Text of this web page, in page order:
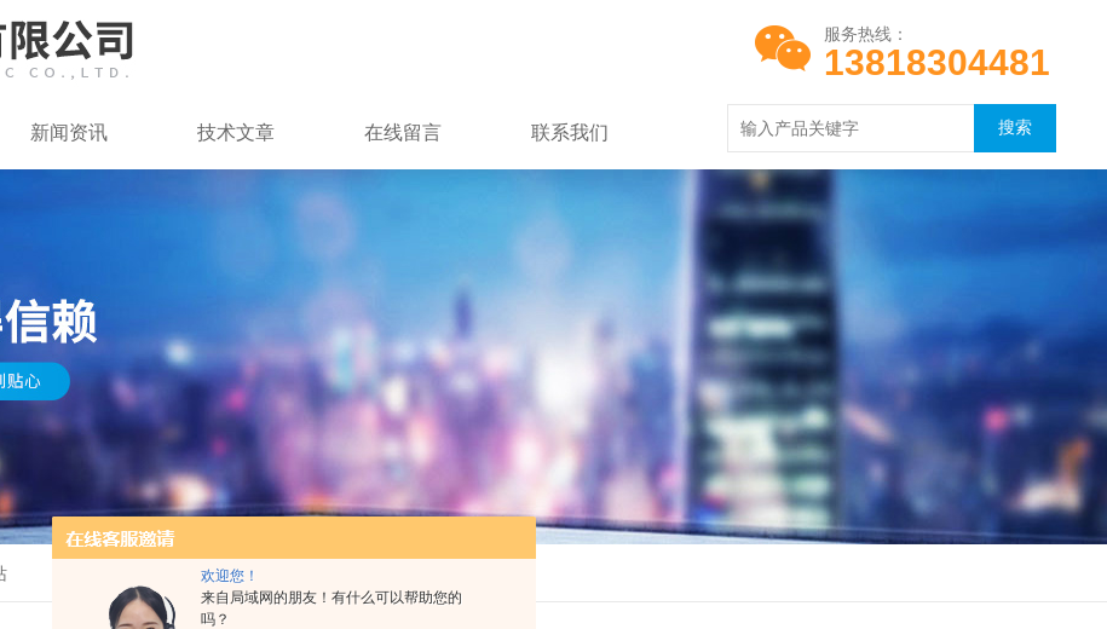
欢迎您！
来自局域网的朋友！有什么可以帮助您的
吗？
服务热线：
13818304481
新闻资讯 技术文章 在线留言 联系我们